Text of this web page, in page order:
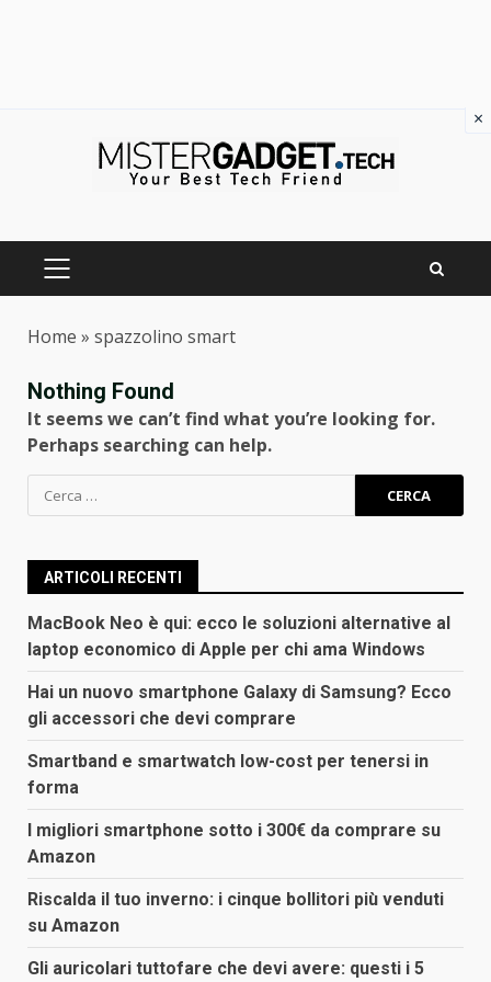
PRIMARY
Home » spazzolino smart
Nothing Found
It seems we can’t find what you’re looking for.
Perhaps searching can help.
Ricerca
per:
ARTICOLI RECENTI
MacBook Neo è qui: ecco le soluzioni alternative al
laptop economico di Apple per chi ama Windows
Hai un nuovo smartphone Galaxy di Samsung? Ecco
gli accessori che devi comprare
Smartband e smartwatch low-cost per tenersi in
forma
I migliori smartphone sotto i 300€ da comprare su
Amazon
Riscalda il tuo inverno: i cinque bollitori più venduti
su Amazon
Gli auricolari tuttofare che devi avere: questi i 5
×